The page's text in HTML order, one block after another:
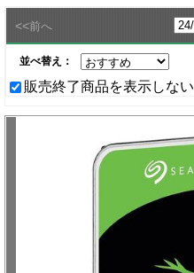
<<前へ
並べ替え：
販売終了商品を表示しない